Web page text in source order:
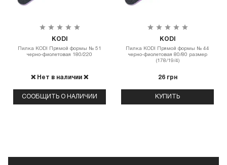
KODI
Пилка КODI Прямой формы № 51
черно-фиолетовая 180/220
❌ Нет в наличии ❌
СООБЩИТЬ О НАЛИЧИИ
KODI
Пилка КODI Прямой формы № 44
черно-фиолетовая 80/80 размер
(178/19/4)
26 грн
КУПИТЬ